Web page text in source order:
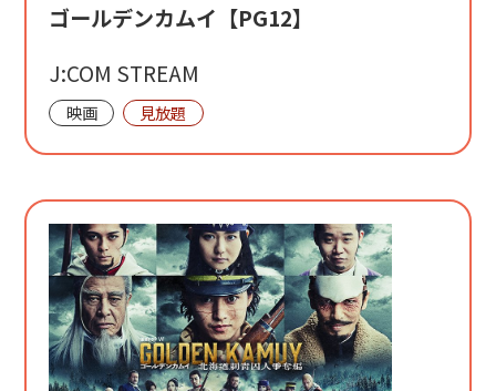
ゴールデンカムイ【PG12】
J:COM STREAM
映画 見放題